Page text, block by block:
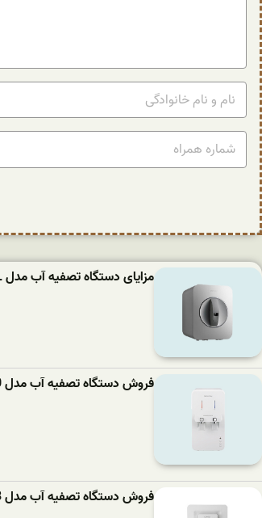
مزایای دستگاه تصفیه آب مدل P-07QL
فروش دستگاه تصفیه آب مدل CHP260
فروش دستگاه تصفیه آب مدل CHP08